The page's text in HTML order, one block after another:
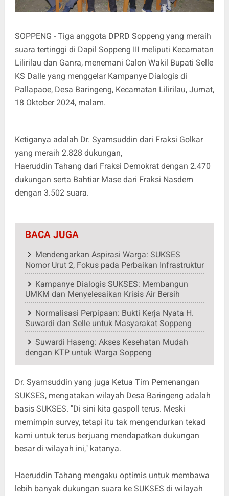
SOPPENG - Tiga anggota DPRD Soppeng yang meraih
suara tertinggi di Dapil Soppeng III meliputi Kecamatan
Lilirilau dan Ganra, menemani Calon Wakil Bupati Selle
KS Dalle yang menggelar Kampanye Dialogis di
Pallapaoe, Desa Baringeng, Kecamatan Lilirilau, Jumat,
18 Oktober 2024, malam.
Ketiganya adalah Dr. Syamsuddin dari Fraksi Golkar
yang meraih 2.828 dukungan,
Haeruddin Tahang dari Fraksi Demokrat dengan 2.470
dukungan serta Bahtiar Mase dari Fraksi Nasdem
dengan 3.502 suara.
BACA JUGA
Mendengarkan Aspirasi Warga: SUKSES
Nomor Urut 2, Fokus pada Perbaikan Infrastruktur
Kampanye Dialogis SUKSES: Membangun
UMKM dan Menyelesaikan Krisis Air Bersih
Normalisasi Perpipaan: Bukti Kerja Nyata H.
Suwardi dan Selle untuk Masyarakat Soppeng
Suwardi Haseng: Akses Kesehatan Mudah
dengan KTP untuk Warga Soppeng
Dr. Syamsuddin yang juga Ketua Tim Pemenangan
SUKSES, mengatakan wilayah Desa Baringeng adalah
basis SUKSES. "Di sini kita gaspoll terus. Meski
memimpin survey, tetapi itu tak mengendurkan tekad
kami untuk terus berjuang mendapatkan dukungan
besar di wilayah ini," katanya.
Haeruddin Tahang mengaku optimis untuk membawa
lebih banyak dukungan suara ke SUKSES di wilayah